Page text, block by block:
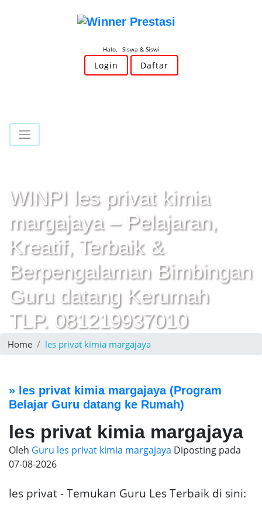
Halo, Siswa & Siswi
Login Daftar
WINPI les privat kimia
margajaya – Pelajaran,
Kreatif, Terbaik &
Berpengalaman Bimbingan
Guru datang Kerumah
TLP. 081219937010
Home les privat kimia margajaya
» les privat kimia margajaya(Program
Belajar Guru datang ke Rumah)
les privat kimia margajaya
Oleh Guru les privat kimia margajaya Diposting pada
07-08-2026
les privat - Temukan Guru Les Terbaik di sini: